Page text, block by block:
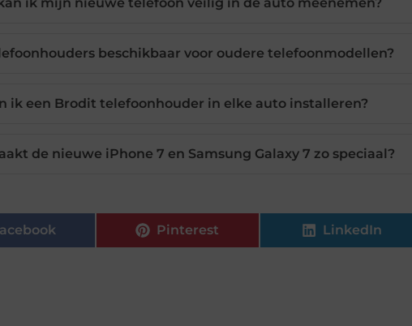
beschikbaar voor oudere telefoonmodellen?
ik een Brodit telefoonhouder in elke auto installeren?
de nieuwe iPhone 7 en Samsung Galaxy 7 zo speciaal?
Pinterest LinkedIn